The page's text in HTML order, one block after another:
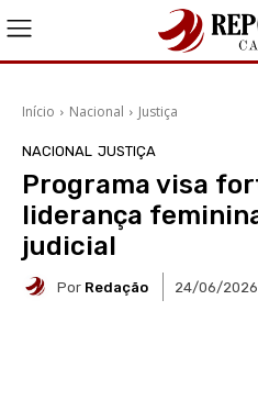
Início Nacional Justiça
NACIONAL JUSTIÇA
Programa visa
liderança
judicial
Por Redação 24/06/2026